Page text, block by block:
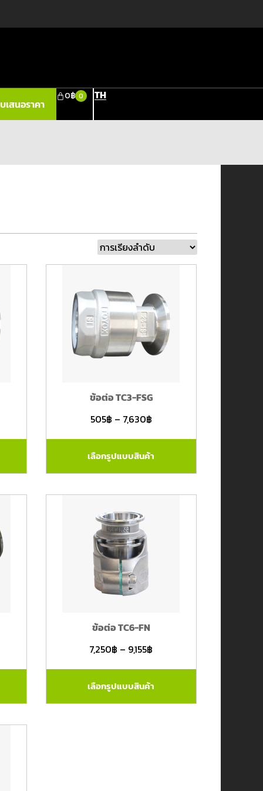
เสนอราคา
0฿ 0 TH
ข้อต่อ TC3-FSG
505฿ – 7,630฿
เลือกรูปแบบสินค้า
ข้อต่อ TC6-FN
7,250฿ – 9,155฿
เลือกรูปแบบสินค้า